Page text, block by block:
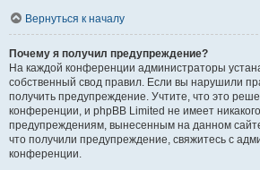
Вернуться к началу
Почему я получил предупреждение?
На каждой конференции администраторы
собственный свод правил. Если вы нарушили
получить предупреждение. Учтите, что это
конференции, и phpBB Limited не имеет
предупреждениям, вынесенным на данном
что получили предупреждение, свяжитесь с
конференции.